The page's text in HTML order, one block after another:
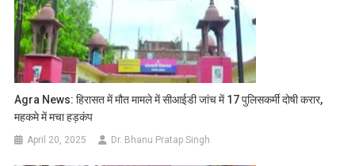
Agra News: हिरासत में मौत मामले में सीआईडी जांच में 17 पुलिसकर्मी दोषी करार,
महकमे में मचा हड़कंप
April 20, 2025 Dr. Bhanu Pratap Singh